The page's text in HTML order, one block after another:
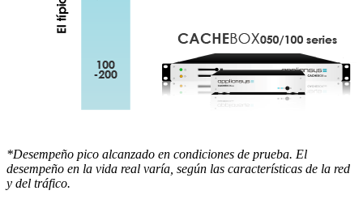
*Desempeño pico alcanzado en condiciones de prueba. El
desempeño en la vida real varía, según las características de la red
y del tráfico.